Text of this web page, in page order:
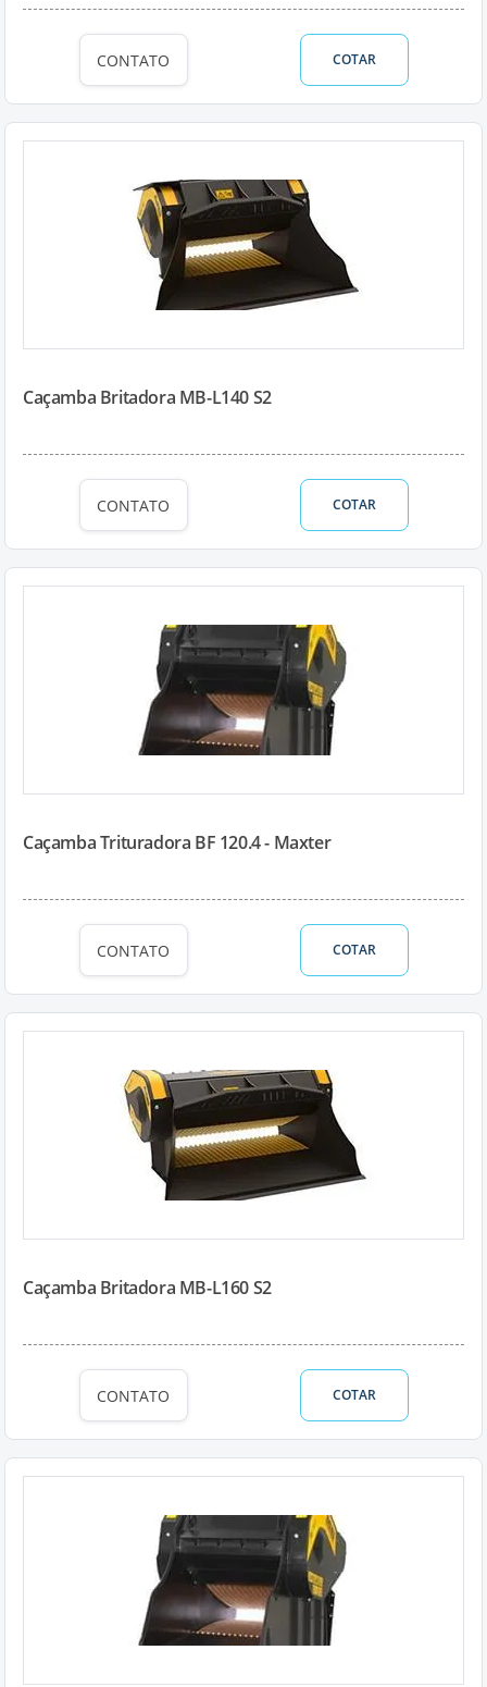
CONTATO COTAR
Caçamba Britadora MB-L140 S2
CONTATO COTAR
Caçamba Trituradora BF 120.4 - Maxter
CONTATO COTAR
Caçamba Britadora MB-L160 S2
CONTATO COTAR